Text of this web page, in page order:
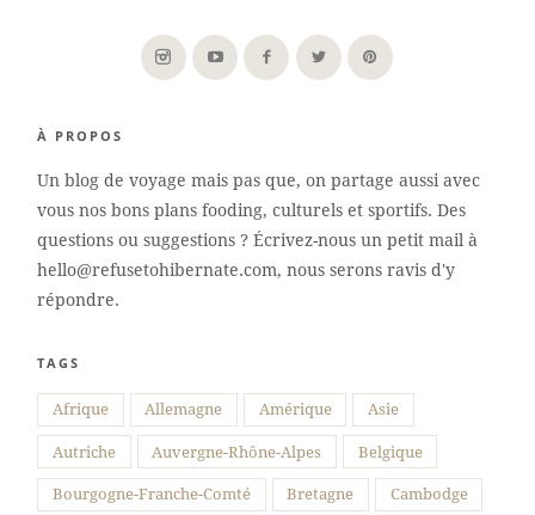
Suivre sur Instagram
À PROPOS
Un blog de voyage mais pas que, on partage aussi avec
vous nos bons plans fooding, culturels et sportifs. Des
questions ou suggestions ? Écrivez-nous un petit mail à
hello@refusetohibernate.com, nous serons ravis d'y
répondre.
TAGS
Afrique Allemagne Amérique Asie
Autriche Auvergne-Rhône-Alpes Belgique
Bourgogne-Franche-Comté Bretagne Cambodge